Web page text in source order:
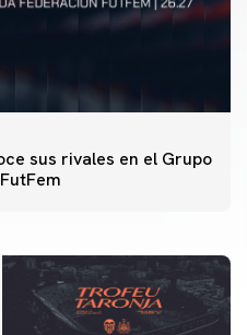
sus rivales en el Grupo
CF 7/8/2026